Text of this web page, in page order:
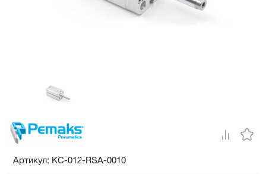
Артикул: KC-012-RSA-0010